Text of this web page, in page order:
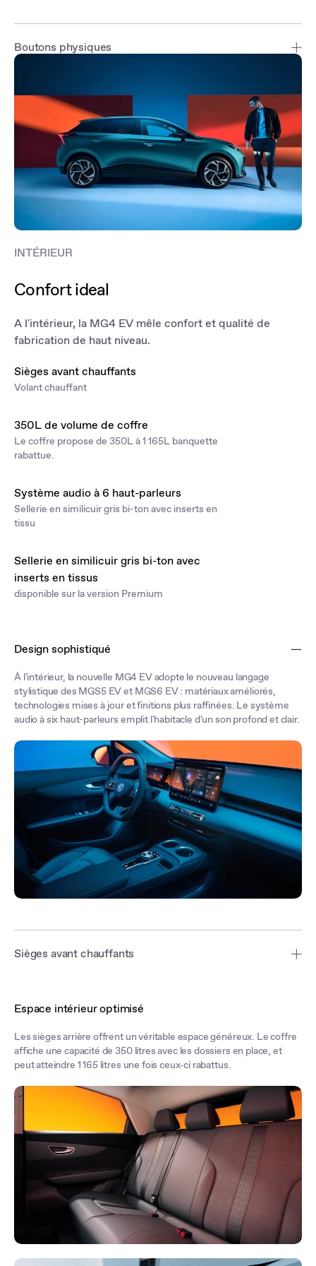
Boutons physiques
INTÉRIEUR
Confort ideal
A l'intérieur, la MG4 EV mêle confort et qualité de
fabrication de haut niveau.
Sièges avant chauffants
Volant chauffant
350L de volume de coffre
Le coffre propose de 350L à 1 165L banquette
rabattue.
Système audio à 6 haut-parleurs
Sellerie en similicuir gris bi-ton avec inserts en
tissu
Sellerie en similicuir gris bi-ton avec
inserts en tissus
disponible sur la version Premium
Design sophistiqué
À l'intérieur, la nouvelle MG4 EV adopte le nouveau langage
stylistique des MGS5 EV et MGS6 EV : matériaux améliorés,
technologies mises à jour et finitions plus raffinées. Le système
audio à six haut-parleurs emplit l'habitacle d'un son profond et clair.
Sièges avant chauffants
électriquement, le volant chauffant et le système audio à 6 haut-
Espace intérieur optimisé
Les sièges arrière offrent un véritable espace généreux. Le coffre
affiche une capacité de 350 litres avec les dossiers en place, et
peut atteindre 1 165 litres une fois ceux‑ci rabattus.